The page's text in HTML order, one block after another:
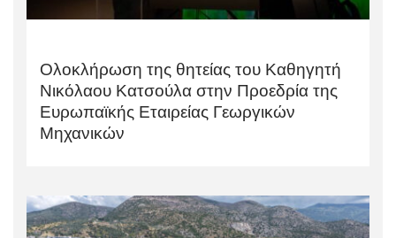
Ολοκλήρωση της θητείας του Καθηγητή
Νικόλαου Κατσούλα στην Προεδρία της
Ευρωπαϊκής Εταιρείας Γεωργικών
Μηχανικών